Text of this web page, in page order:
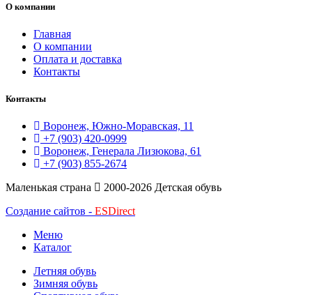
О компании
Главная
О компании
Оплата и доставка
Контакты
Контакты
Воронеж, Южно-Моравская, 11
+7 (903) 420-0999
Воронеж, Генерала Лизюкова, 61
+7 (903) 855-2674
Маленькая страна
2000-2026 Детская обувь
Создание сайтов - ESDirect
Меню
Каталог
Летняя обувь
Зимняя обувь